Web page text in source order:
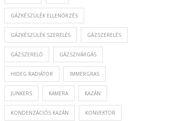
GÁZKÉSZÜLÉK ELLENŐRZÉS
GÁZKÉSZÜLÉK SZERELÉS GÁZSZERELÉS
GÁZSZERELŐ GÁZSZIVÁRGÁS
HIDEG RADIÁTOR IMMERGRAS
JUNKERS KAMERA KAZÁN
KONDENZÁCIÓS KAZÁN KONVEKTOR